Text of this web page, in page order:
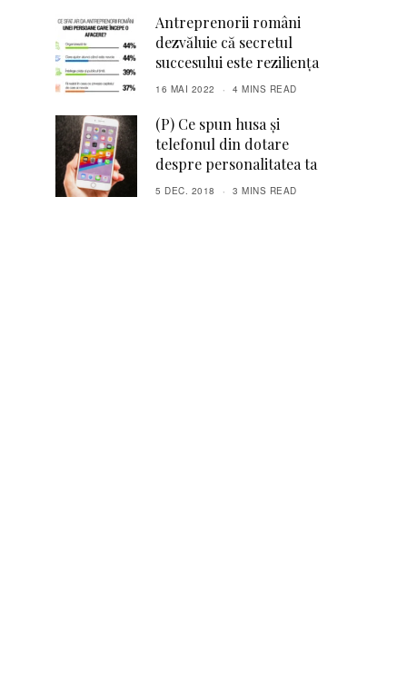
Antreprenorii români
dezvăluie că secretul
succesului este reziliența
16 MAI 2022 4 MINS READ
(P) Ce spun husa și
telefonul din dotare
despre personalitatea ta
5 DEC. 2018 3 MINS READ